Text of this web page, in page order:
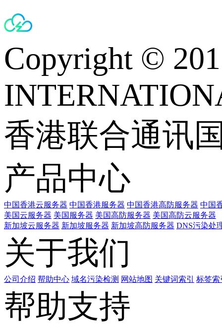
Copyright ©
香港联合通讯
产品中心
中国香港云服务器 中国香港服务器 中国香港高防服务器 中国
美国云服务器 美国服务器 美国高防服务器 美国高防云服务器
新加坡云服务器 新加坡服务器 新加坡高防服务器 DNS污染处
关于我们
公司介绍 帮助中心 域名污染检测 网站地图 关键词索引 标签索
帮助支持